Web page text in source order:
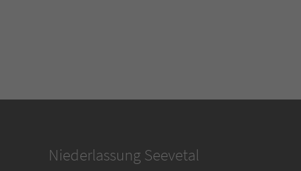
Niederlassung Seevetal